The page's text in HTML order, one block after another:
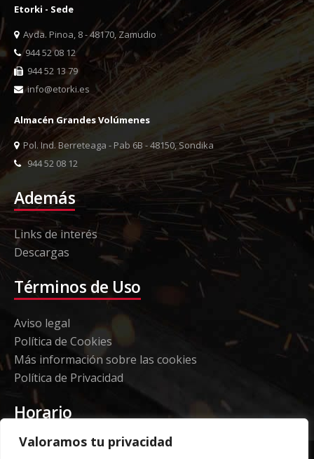
Valoramos tu privacidad
Etorki - Sede
Avda. Pinoa, 8 - 48170, Zamudio
944 52 08 12
944 52 13 79
info@etorki.es
Almacén Grandes Volúmenes
Pol. Ind. Berreteaga - Pab 6B - 48150, Sondika
944 52 08 12
Además
Links de interés
Descargas
Términos de Uso
Aviso legal
Política de Cookies
Más información sobre las cookies
Política de Privacidad
Horario
Etorki - Sede